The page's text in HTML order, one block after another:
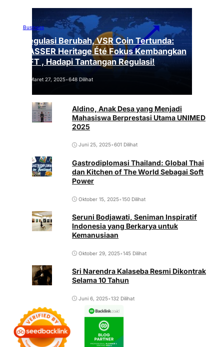
Business
Regulasi Berubah, VSR Coin Tertunda:
VASSER Heritage Été Fokus Kembangkan
NFT , Hadapi Tantangan Regulasi!
Maret 27, 2025•648 Dilihat
Aldino, Anak Desa yang Menjadi
Mahasiswa Berprestasi Utama UNIMED
2025
Juni 25, 2025•601 Dilihat
Gastrodiplomasi Thailand: Global Thai
dan Kitchen of The World Sebagai Soft
Power
Oktober 15, 2025•150 Dilihat
Seruni Bodjawati, Seniman Inspiratif
Indonesia yang Berkarya untuk
Kemanusiaan
Oktober 29, 2025•145 Dilihat
Sri Narendra Kalaseba Resmi Dikontrak
Selama 10 Tahun
Juni 6, 2025•132 Dilihat